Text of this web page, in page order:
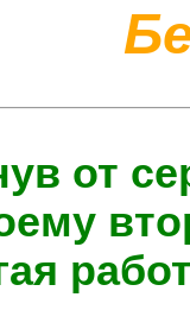
от